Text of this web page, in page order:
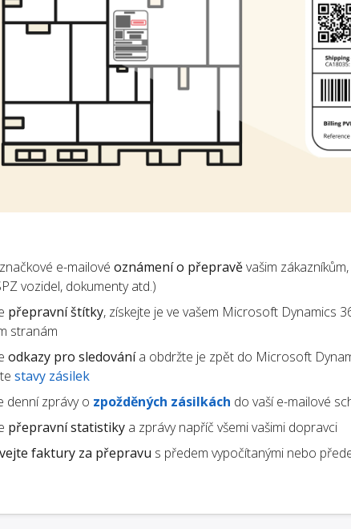
e-mailové oznámení o přepravěvašim
vozidel, dokumenty atd.)
přepravní štítky, získejte je ve vašem Microsoft Dynamics
stranám
odkazy pro sledovánía obdržte je zpět do Microsoft
stavy zásilek
denní zprávy o zpožděných zásilkách do vaší e-mailové
přepravní statistiky a zprávy napříč všemi vašimi dopravci
faktury za přepravu s předem vypočítanými nebo